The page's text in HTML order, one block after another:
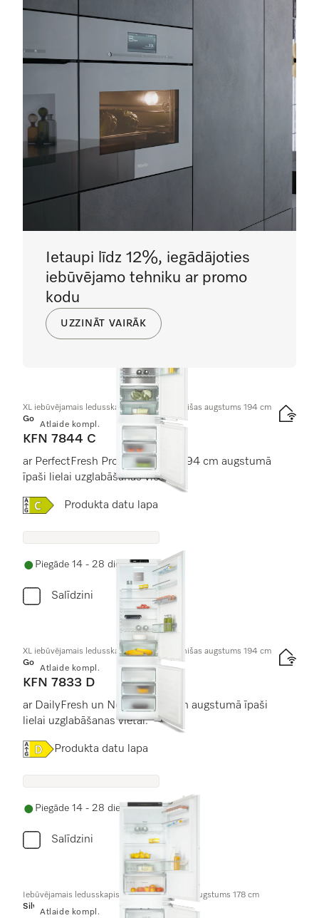
Atlaide kompl.
XL iebūvējamais ledusskapis ar saldētavu, nišas augstums 194 cm
Gold
KFN 7844 C
ar PerfectFresh Pro un NoFrost 194 cm augstumā
īpaši lielai uzglabāšanas vietai.
Online Label Flag, Energoefektivitātes etiķete
Produkta datu lapa
Piegāde 14 - 28 dienu laikā
Salīdzini
Atlaide kompl.
XL iebūvējamais ledusskapis ar saldētavu, nišas augstums 194 cm
Gold
KFN 7833 D
ar DailyFresh un NoFrost 194 cm augstumā īpaši
lielai uzglabāšanas vietai.
Online Label Flag, Energoefektivitātes etiķete
Produkta datu lapa
Piegāde 14 - 28 dienu laikā
Salīdzini
Atlaide kompl.
Iebūvējamais ledusskapis ar saldētavu, nišas augstums 178 cm
Silver
Ietaupi līdz 12%, iegādājoties
iebūvējamo tehniku ar promo
kodu
UZZINĀT VAIRĀK